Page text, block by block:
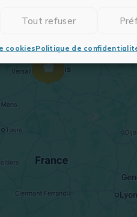
Tout refuser
cookiesPolitique de